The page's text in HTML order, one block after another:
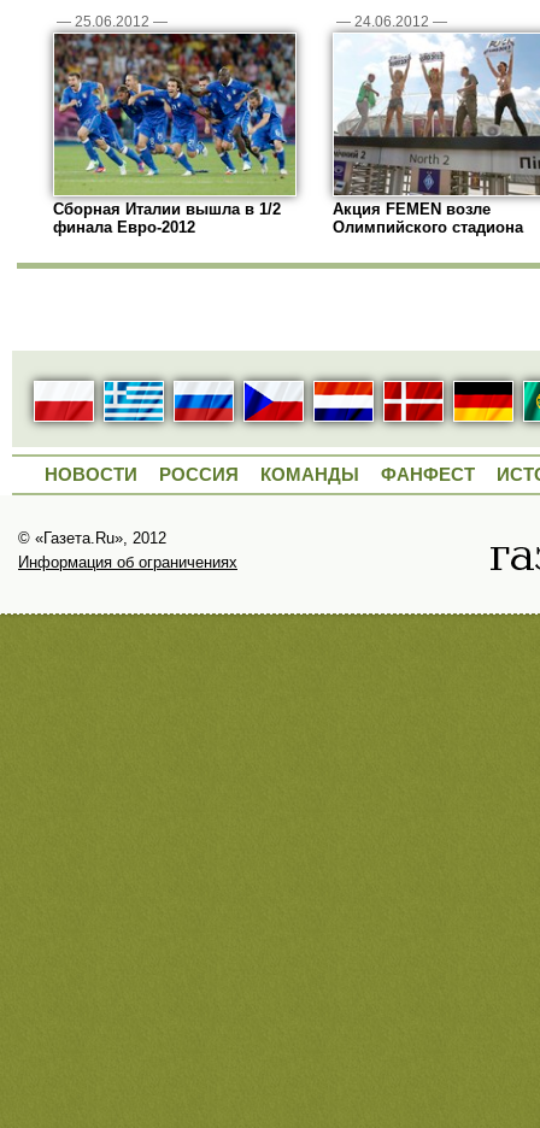
— 25.06.2012 —
Сборная Италии вышла в 1/2
финала Евро-2012
— 24.06.2012 —
Акция FEMEN возле
Олимпийского стадиона
НОВОСТИ РОССИЯ КОМАНДЫ ФАНФЕСТ
© «Газета.Ru», 2012
Информация об ограничениях